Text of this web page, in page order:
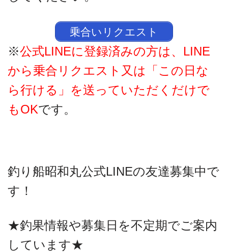
乗合いリクエスト
※公式LINEに登録済みの方は、LINE
から乗合リクエスト又は「この日な
ら行ける」を送っていただくだけで
もOKです。
釣り船昭和丸公式LINEの友達募集中で
す！
★釣果情報や募集日を不定期でご案内
しています★